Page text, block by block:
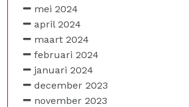
mei 2024
april 2024
maart 2024
februari 2024
januari 2024
december 2023
november 2023